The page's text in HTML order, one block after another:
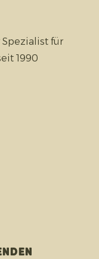
Spezialist für
1990